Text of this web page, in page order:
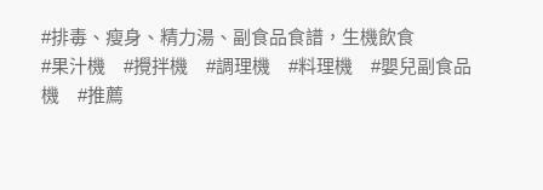
#排毒、瘦身、精力湯、副食品食譜，生機飲食
#果汁機 #攪拌機 #調理機 #料理機 #嬰兒副食品
機 #推薦